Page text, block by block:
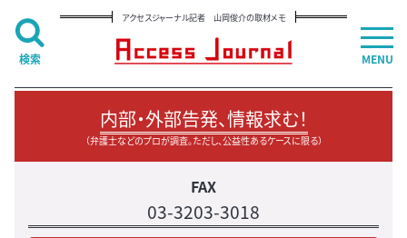
アクセスジャーナル記者 山岡俊介の取材メモ
内部・外部告発、情報求む！
（弁護士などのプロが調査。ただし、公益性あるケースに限る）
FAX
03-3203-3018
MENU
検索